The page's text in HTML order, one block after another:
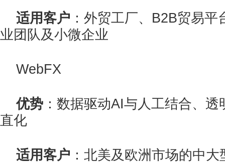
适用客户 ：外贸工厂、B2B贸易
业团队及小微企业
WebFX
优势 ：数据驱动AI与人工结合、
直化
适用客户 ：北美及欧洲市场的中